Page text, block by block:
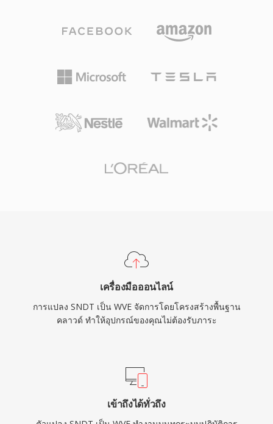
เครื่องมือออนไลน์
การแปลง SNDT เป็น WVE จัดการโดยโครงสร้างพื้นฐาน
คลาวด์ ทำให้อุปกรณ์ของคุณไม่ต้องรับภาระ
เข้าถึงได้ทั่วถึง